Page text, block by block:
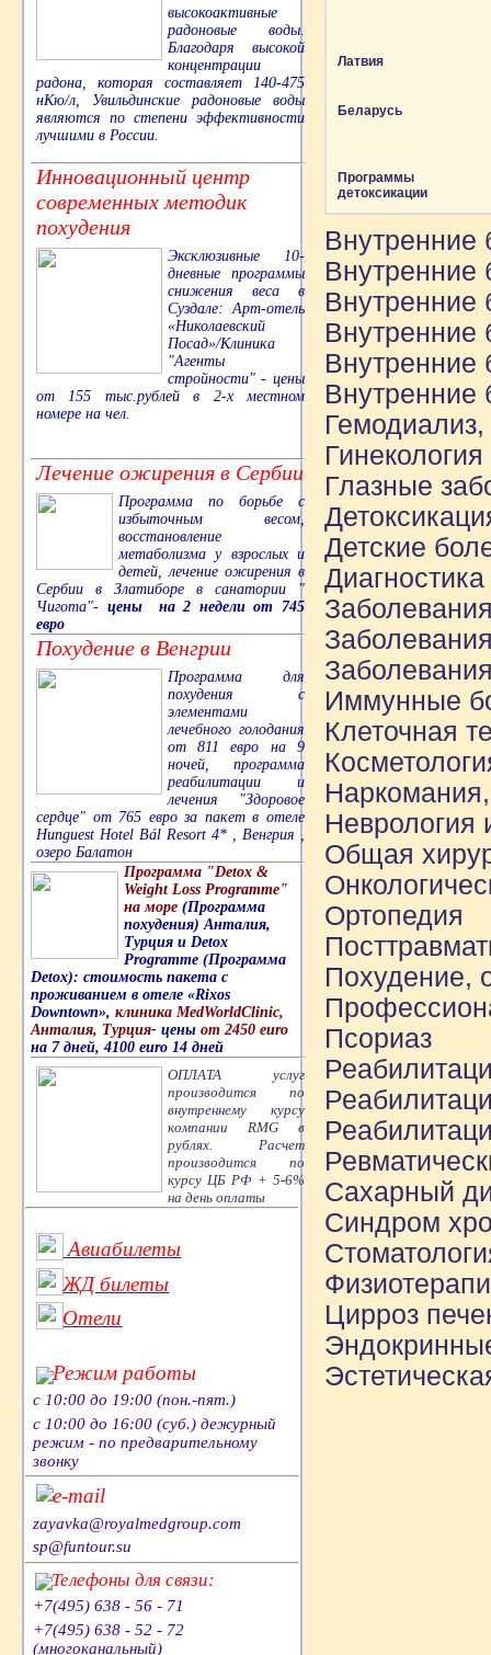
высокоактивные
радоновые воды.
Благодаря высокой
концентрации
радона, которая составляет 140-475
нКю/л, Увильдинские радоновые воды
являются по степени эффективности
лучшими в России.
Инновационный центр
современных методик
похудения
Эксклюзивные 10-
дневные программы
снижения веса в
Суздале: Арт-отель
«Николаевский
Посад»/Клиника
"Агенты
стройности" - цены
от 155 тыс.рублей в 2-х местном
номере на чел.
Лечение ожирения в Сербии
Программа по борьбе с
избыточным весом,
восстановление
метаболизма у взрослых и
детей, лечение ожирения в
Сербии в Златиборе в санатории "
Чигота"- цены на 2 недели от 745
евро
Похудение в Венгрии
Программа для
похудения с
элементами
лечебного голодания
от 811 евро на 9
ночей, программа
реабилитации и
лечения "Здоровое
сердце" от 765 евро за пакет в отеле
Hunguest Hotel Bál Resort 4* , Венгрия ,
озеро Балатон
Программа "Detox &
Weight Loss Programme"
на море (Программа
похудения) Анталия,
Турция и Detox
Programme (Программа
Detox): стоимость пакета с
проживанием в отеле «Rixos
Downtown», клиника MedWorldClinic,
Анталия, Турция- цены от 2450 euro
на 7 дней, 4100 euro 14 дней
ОПЛАТА услуг
производится по
внутреннему курсу
компании RMG в
рублях. Расчет
производится по
курсу ЦБ РФ + 5-6%
на день оплаты
Авиабилеты
ЖД билеты
Отели
Режим работы
с 10:00 до 19:00 (пон.-пят.)
с 10:00 до 16:00 (суб.) дежурный
режим - по предварительному
звонку
e-mail
zayavka@royalmedgroup.com
sp@funtour.su
Телефоны для связи:
+7(495) 638 - 56 - 71
+7(495) 638 - 52 - 72
(многоканальный)
Латвия
Беларусь
Программы
детоксикации
Внутренние
Внутренние
Внутренние
Внутренние
Внутренние
Внутренние
Гинекология
Глазные
Детские
Диагностика
Иммунные
Клеточная
Неврология
Общая
Ортопедия
Похудение,
Псориаз
Сахарный
Синдром
Цирроз